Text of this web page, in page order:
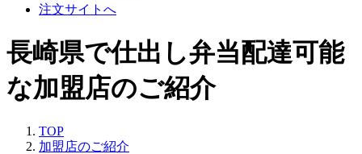
注文サイトへ
長崎県で仕出し弁当配達可能
な加盟店のご紹介
TOP
加盟店のご紹介